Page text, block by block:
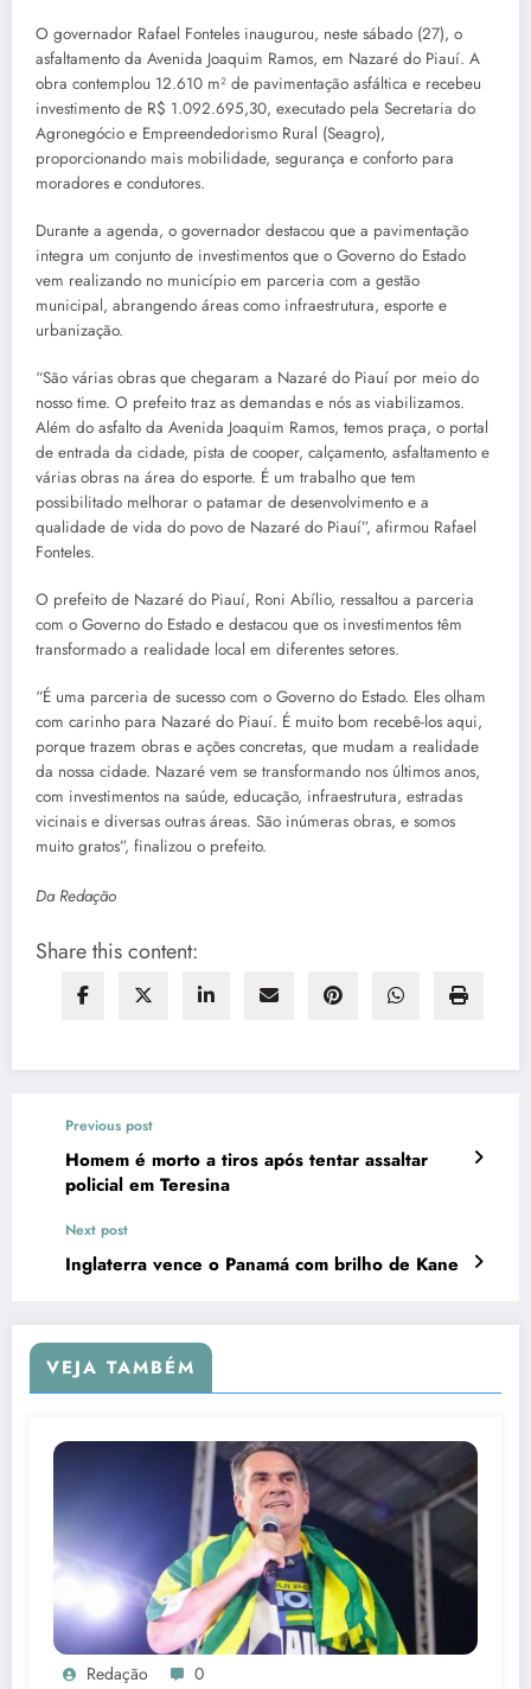
O governador Rafael Fonteles inaugurou, neste sábado (27), o
asfaltamento da Avenida Joaquim Ramos, em Nazaré do Piauí. A
obra contemplou 12.610 m² de pavimentação asfáltica e recebeu
investimento de R$ 1.092.695,30, executado pela Secretaria do
Agronegócio e Empreendedorismo Rural (Seagro),
proporcionando mais mobilidade, segurança e conforto para
moradores e condutores.
Durante a agenda, o governador destacou que a pavimentação
integra um conjunto de investimentos que o Governo do Estado
vem realizando no município em parceria com a gestão
municipal, abrangendo áreas como infraestrutura, esporte e
urbanização.
“São várias obras que chegaram a Nazaré do Piauí por meio do
nosso time. O prefeito traz as demandas e nós as viabilizamos.
Além do asfalto da Avenida Joaquim Ramos, temos praça, o portal
de entrada da cidade, pista de cooper, calçamento, asfaltamento e
várias obras na área do esporte. É um trabalho que tem
possibilitado melhorar o patamar de desenvolvimento e a
qualidade de vida do povo de Nazaré do Piauí”, afirmou Rafael
Fonteles.
O prefeito de Nazaré do Piauí, Roni Abílio, ressaltou a parceria
com o Governo do Estado e destacou que os investimentos têm
transformado a realidade local em diferentes setores.
“É uma parceria de sucesso com o Governo do Estado. Eles olham
com carinho para Nazaré do Piauí. É muito bom recebê-los aqui,
porque trazem obras e ações concretas, que mudam a realidade
da nossa cidade. Nazaré vem se transformando nos últimos anos,
com investimentos na saúde, educação, infraestrutura, estradas
vicinais e diversas outras áreas. São inúmeras obras, e somos
muito gratos”, finalizou o prefeito.
Da Redação
Share this content:
Previous post
Homem é morto a tiros após tentar assaltar
policial em Teresina
Next post
Inglaterra vence o Panamá com brilho de Kane
VEJA TAMBÉM
Redação 0